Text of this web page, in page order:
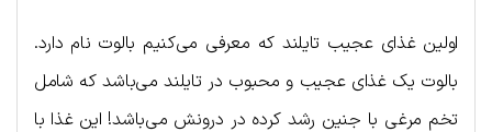
اولین غذای عجیب تایلند که معرفی می‌کنیم بالوت نام دارد.
بالوت یک غذای عجیب و محبوب در تایلند می‌باشد که شامل
تخم مرغی با جنین رشد کرده در درونش می‌باشد! این غذا با